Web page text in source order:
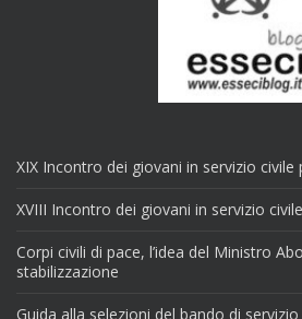
XIX Incontro dei giovani in servizio
XVIII Incontro dei giovani in servizio
Corpi civili di pace, l’idea del Ministro
stabilizzazione
Guida alla selezioni del bando di